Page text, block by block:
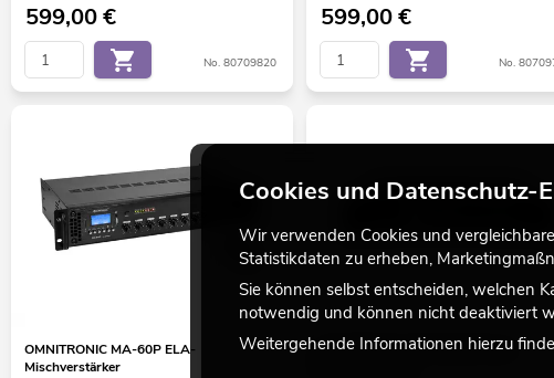
599,00€
No. 80709820
599,00€
No.
OMNITRONIC MA-60P ELA-
Mischverstärker
OMNITRONIC MPZ-650.6P ELA-
Cookies und Datenschutz-
Wir verwenden Cookies und
Statistikdaten zu erheben,
Sie können selbst entscheiden, welchen
notwendig und können nicht deaktiviert
Weitergehende Informationen hierzu